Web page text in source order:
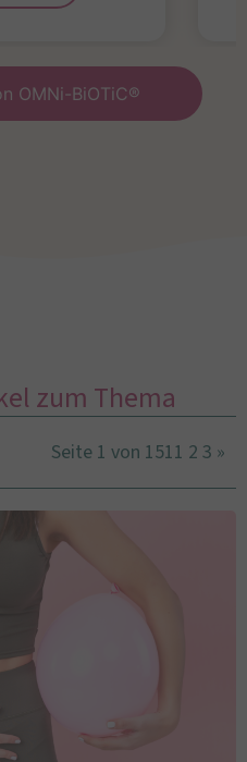
OMNi-BiOTiC®
zum Thema
Seite 1 von 1511 2 3 »